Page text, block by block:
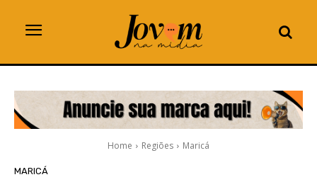
Home Regiões Maricá
MARICÁ